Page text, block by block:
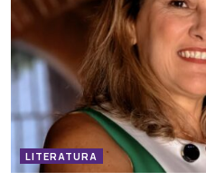
LITERATURA